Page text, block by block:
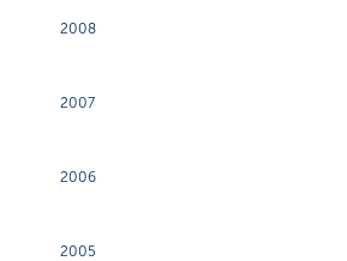
2008
2007
2006
2005